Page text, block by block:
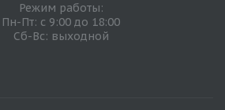
Режим работы:
Пн-Пт: с 9:00 до 18:00
Сб-Вс: выходной